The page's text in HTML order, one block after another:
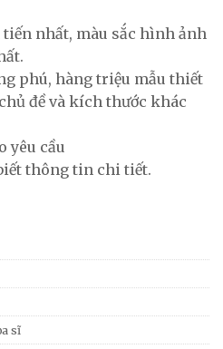
nhất, màu sắc hình ảnh
phú, hàng triệu mẫu thiết
đề và kích thước khác
yêu cầu
thông tin chi tiết.
sĩ